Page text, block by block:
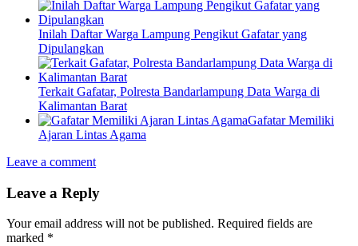
Inilah Daftar Warga Lampung Pengikut Gafatar yang
Dipulangkan
Terkait Gafatar, Polresta Bandarlampung Data Warga di
Kalimantan Barat
Gafatar Memiliki
Ajaran Lintas Agama
Leave a comment
Leave a Reply
Your email address will not be published. Required fields are
marked *